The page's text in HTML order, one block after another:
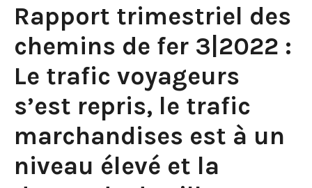
Rapport trimestriel des
chemins de fer 3|2022 :
Le trafic voyageurs
s’est repris, le trafic
marchandises est à un
niveau élevé et la